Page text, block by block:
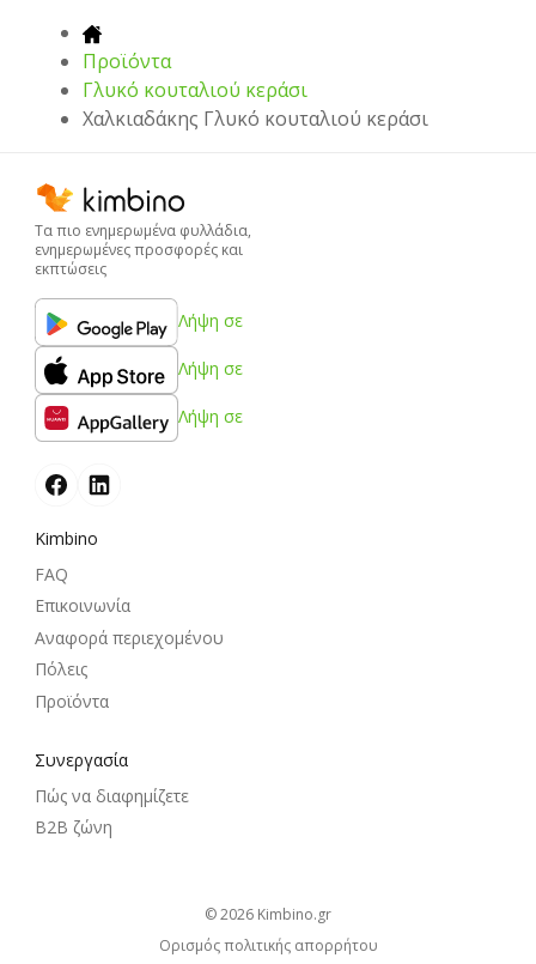
Προϊόντα
Γλυκό κουταλιού κεράσι
Χαλκιαδάκης Γλυκό κουταλιού κεράσι
Τα πιο ενημερωμένα φυλλάδια,
ενημερωμένες προσφορές και
εκπτώσεις
Λήψη σε
Λήψη σε
Λήψη σε
Kimbino
FAQ
Επικοινωνία
Αναφορά περιεχομένου
Πόλεις
Προϊόντα
Συνεργασία
Πώς να διαφημίζετε
B2B ζώνη
© 2026
kimbino.gr
Ορισμός πολιτικής απορρήτου